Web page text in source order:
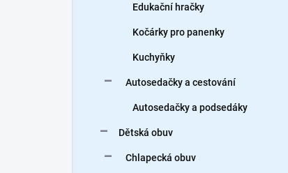
Edukační hračky
Kočárky pro panenky
Kuchyňky
Autosedačky a cestování
Autosedačky a podsedáky
Dětská obuv
Chlapecká obuv